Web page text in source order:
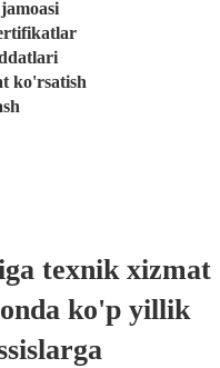
ko'rsatish
texnik xizmat
ko'p yillik